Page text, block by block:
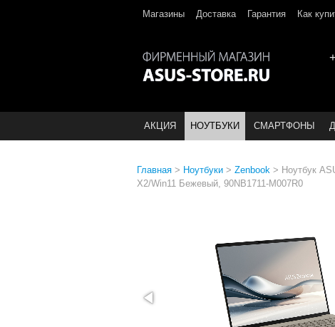
Магазины Доставка Гарантия Как
АКЦИЯ НОУТБУКИ СМАРТФОНЫ
Главная > Ноутбуки > Zenbook > Ноутбук
X2/Win11 Бежевый, 90NB1711-M007R0